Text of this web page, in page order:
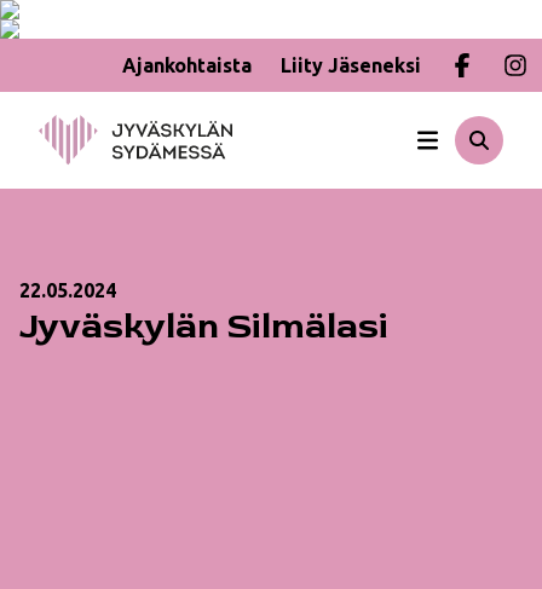
Ajankohtaista
Liity Jäseneksi
sisältöön
22.05.2024
Jyväskylän Silmälasi